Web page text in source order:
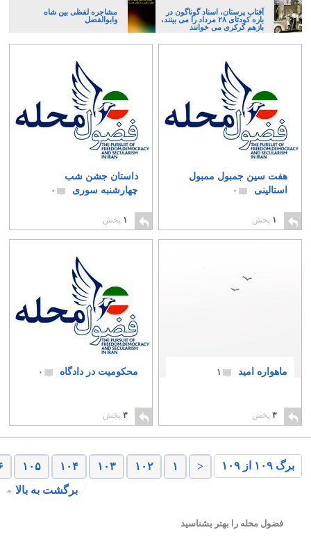
آفتاب پرستان، اسناد گوناگون در
باره کودتای ۲۸ مرداد را می بینند،
بازهم کرکری می خوانند
مشاجره لفظی بین شاه
وابوالفضل
هفت سین جمبول ممبول
استالینی
۰
۱ پخش
داستان جشن شب
چهارشنبه سوری
۰
۱ پخش
ماهواره امید ۱
۳ پخش
محکومیت در دادگاه ۰
۳ پخش
برگ ۱۰۹ از ۱۰۹ < ۱ ۱۰۲ ۱۰۳ ۱۰۴ ۱۰۵
برگشت به بالا
فضول محله را بهتر بشناسید